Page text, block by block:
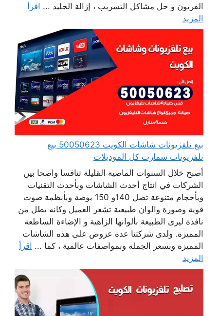
الفريون و حل مشاكل التسريب ، إزالة الجليد ... اقرأ
المزيد
بيع تلفزيونات شاشات الكويت 50050623 بيع
تلفزيونات سمارت كل الموديلات
أصبح خلال السنوات الماضية القليلة تنافسا واضحا بين
الشركات في انتاج أحدث الشاشات وبأحدث التقنيات
وبأحجام متنوعة تصل 140و 150 بوصة وبأنظمة صوت
قوية وصورة والوان طبيعية تشعر العميل وكانه يطل من
نافذة ليرى الطبيعة بألوانها الزاهية و الإضاءة الساطعة
المميزة. ولدى شركتنا عدة عروض على هذه الشاشات
المميزة وبسعر الجملة وبمواصفات عالمية ، كما ... اقرأ
المزيد